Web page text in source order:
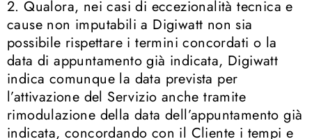
2. Qualora, nei casi di eccezionalità tecnica e
cause non imputabili a Digiwatt non sia
possibile rispettare i termini concordati o la
data di appuntamento già indicata, Digiwatt
indica comunque la data prevista per
l’attivazione del Servizio anche tramite
rimodulazione della data dell’appuntamento già
indicata, concordando con il Cliente i tempi e